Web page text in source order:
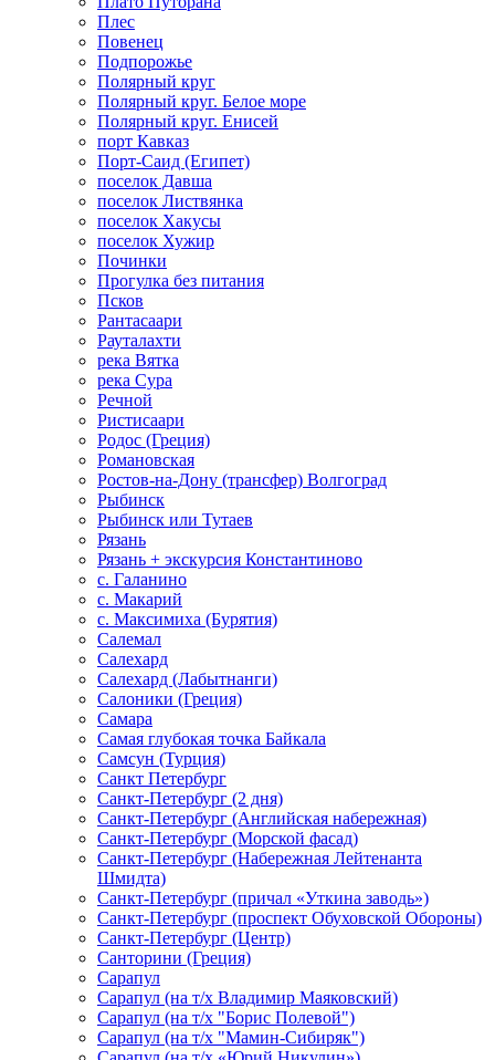
Плес
Повенец
Подпорожье
Полярный круг
Полярный круг. Белое море
Полярный круг. Енисей
порт Кавказ
Порт-Саид (Египет)
поселок Давша
поселок Листвянка
поселок Хакусы
поселок Хужир
Починки
Прогулка без питания
Псков
Рантасаари
Рауталахти
река Вятка
река Сура
Речной
Ристисаари
Родос (Греция)
Романовская
Ростов-на-Дону (трансфер) Волгоград
Рыбинск
Рыбинск или Тутаев
Рязань
Рязань + экскурсия Константиново
с. Галанино
с. Макарий
с. Максимиха (Бурятия)
Салемал
Салехард
Салехард (Лабытнанги)
Салоники (Греция)
Самара
Самая глубокая точка Байкала
Самсун (Турция)
Санкт Петербург
Санкт-Петербург (2 дня)
Санкт-Петербург (Английская набережная)
Санкт-Петербург (Морской фасад)
Санкт-Петербург (Набережная Лейтенанта
Шмидта)
Санкт-Петербург (причал «Уткина заводь»)
Санкт-Петербург (проспект Обуховской Обороны)
Санкт-Петербург (Центр)
Санторини (Греция)
Сарапул
Сарапул (на т/х Владимир Маяковский)
Сарапул (на т/х "Борис Полевой")
Сарапул (на т/х "Мамин-Сибиряк")